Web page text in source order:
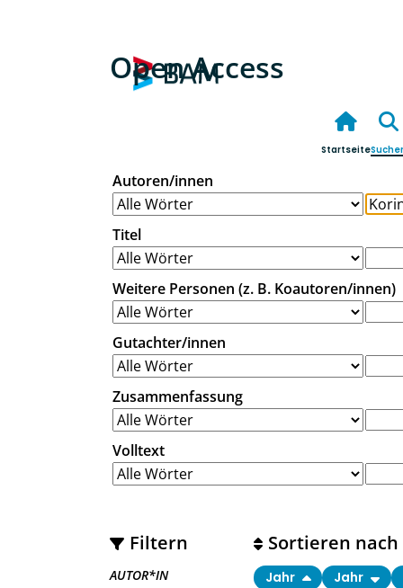
Open Access
Startseite
Autoren/innen
Titel
Weitere Personen (z. B. Koautoren/innen)
Gutachter/innen
Zusammenfassung
Volltext
Filtern
AUTOR*IN
Sortieren nach
Jahr Jahr